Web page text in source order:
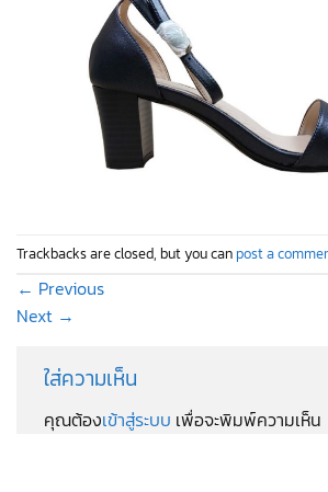
Trackbacks are closed, but you can post a
← Previous
Next →
ใส่ความเห็น
คุณต้องเข้าสู่ระบบ เพื่อจะพิมพ์ความเห็น